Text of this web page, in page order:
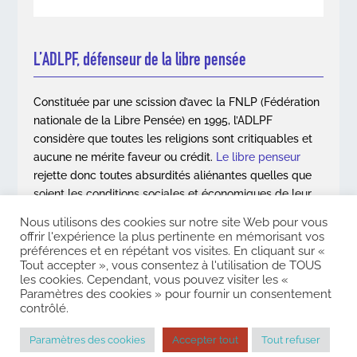
L’ADLPF, défenseur de la libre pensée
Constituée par une scission d’avec la FNLP (Fédération
nationale de la Libre Pensée) en 1995, l’ADLPF
considère que toutes les religions sont critiquables et
aucune ne mérite faveur ou crédit. Le libre penseur
rejette donc toutes absurdités aliénantes quelles que
soient les conditions sociales et économiques de leur
En savoir plus
droits réservés |
Mentions légales | Contact
Nous utilisons des cookies sur notre site Web pour vous
offrir l'expérience la plus pertinente en mémorisant vos
préférences et en répétant vos visites. En cliquant sur «
Tout accepter », vous consentez à l'utilisation de TOUS
les cookies. Cependant, vous pouvez visiter les «
Paramètres des cookies » pour fournir un consentement
contrôlé.
Paramètres des cookies Accepter tout Tout refuser